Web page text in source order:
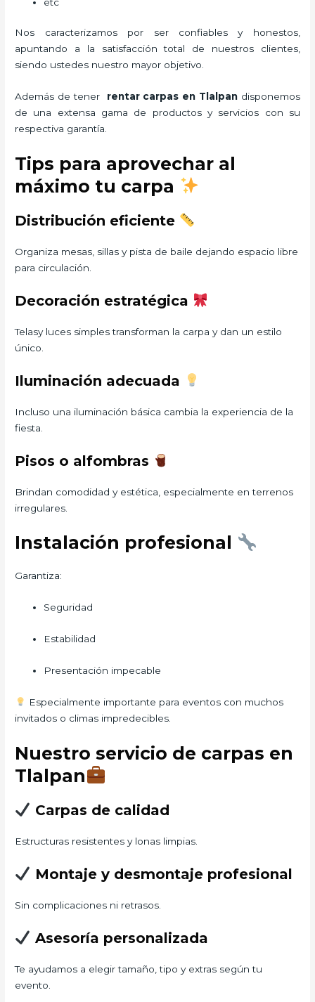
Nos caracterizamos por ser confiables y honestos,
apuntando a la satisfacción total de nuestros clientes,
siendo ustedes nuestro mayor objetivo.
Además de tener rentar carpas en Tlalpan disponemos
de una extensa gama de productos y servicios con su
respectiva garantía.
Tips para aprovechar al
máximo tu carpa
Distribución eficiente
Organiza mesas, sillas y pista de baile dejando espacio libre
para circulación.
Decoración estratégica
Telasy luces simples transforman la carpa y dan un estilo
único.
Iluminación adecuada
Incluso una iluminación básica cambia la experiencia de la
fiesta.
Pisos o alfombras
Brindan comodidad y estética, especialmente en terrenos
irregulares.
Instalación profesional
Garantiza:
Seguridad
Estabilidad
Presentación impecable
Especialmente importante para eventos con muchos
invitados o climas impredecibles.
Nuestro servicio de carpas en
Tlalpan
Carpas de calidad
Estructuras resistentes y lonas limpias.
Montaje y desmontaje profesional
Sin complicaciones ni retrasos.
Asesoría personalizada
Te ayudamos a elegir tamaño, tipo y extras según tu
evento.